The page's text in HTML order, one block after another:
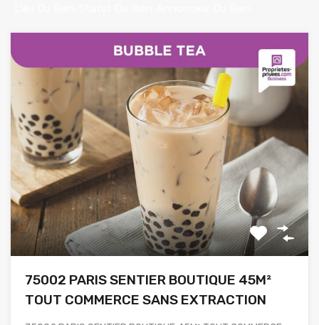
75002 PARIS SENTIER BOUTIQUE 45M²
TOUT COMMERCE SANS EXTRACTION